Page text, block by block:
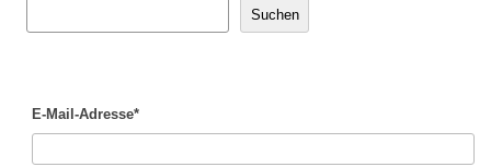
Suchen
E-Mail-Adresse*